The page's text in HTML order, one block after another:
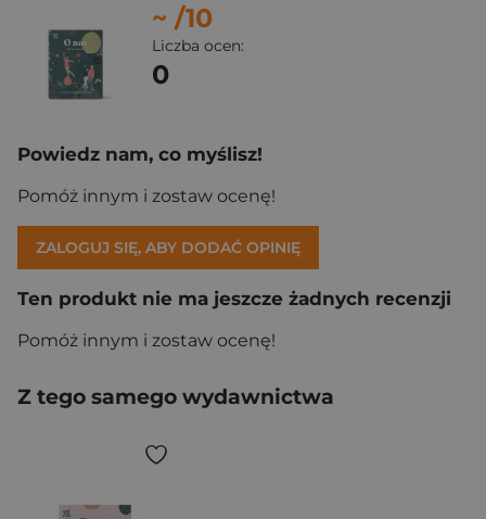
~ /10
Liczba ocen:
0
Powiedz nam, co myślisz!
Pomóż innym i zostaw ocenę!
ZALOGUJ SIĘ, ABY DODAĆ OPINIĘ
Ten produkt nie ma jeszcze żadnych recenzji
Pomóż innym i zostaw ocenę!
Z tego samego wydawnictwa